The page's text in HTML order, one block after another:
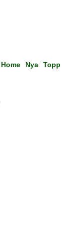
Home Nya Topp